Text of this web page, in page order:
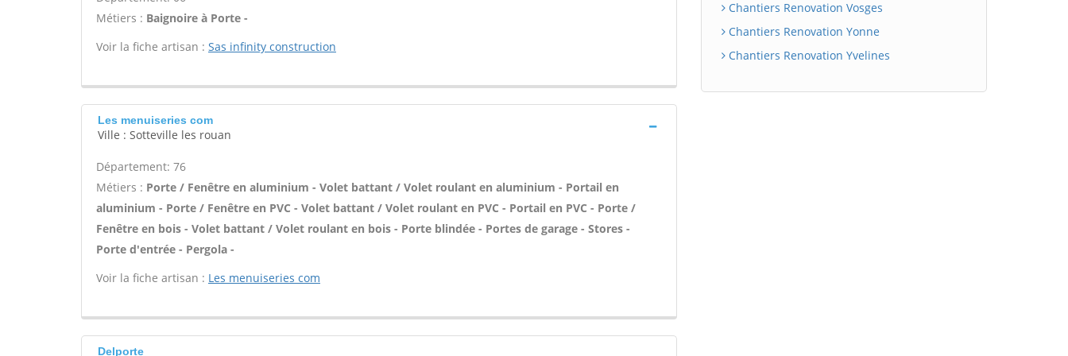
Métiers : Baignoire à Porte -
Voir la fiche artisan : Sas infinity construction
Les menuiseries com
Ville : Sotteville les rouan
Département: 76
Métiers : Porte / Fenêtre en aluminium - Volet battant / Volet roulant en aluminium - Portail en
aluminium - Porte / Fenêtre en PVC - Volet battant / Volet roulant en PVC - Portail en PVC - Porte /
Fenêtre en bois - Volet battant / Volet roulant en bois - Porte blindée - Portes de garage - Stores -
Porte d'entrée - Pergola -
Voir la fiche artisan : Les menuiseries com
Delporte
Chantiers Renovation Vosges
Chantiers Renovation Yonne
Chantiers Renovation Yvelines